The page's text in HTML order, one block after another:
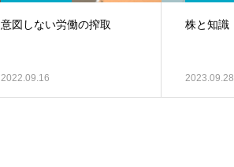
意図しない労働の搾取
2022.09.16
株と知識
2023.09.28